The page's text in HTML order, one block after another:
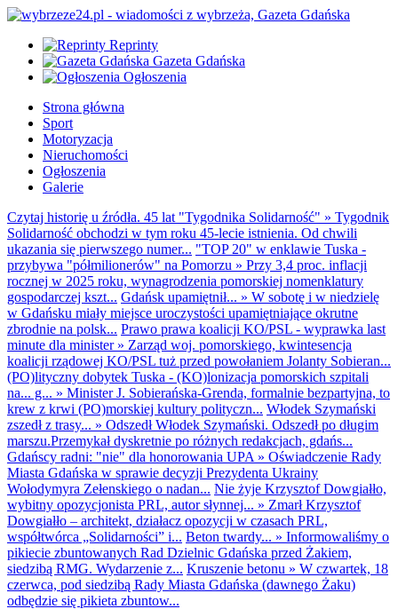
Reprinty
Gazeta Gdańska
Ogłoszenia
Strona główna
Sport
Motoryzacja
Nieruchomości
Ogłoszenia
Galerie
Czytaj historię u źródła. 45 lat "Tygodnika Solidarność" » Tygodnik
Solidarność obchodzi w tym roku 45-lecie istnienia. Od chwili
ukazania się pierwszego numer... "TOP 20" w enklawie Tuska -
przybywa "półmilionerów" na Pomorzu » Przy 3,4 proc. inflacji
rocznej w 2025 roku, wynagrodzenia pomorskiej nomenklatury
gospodarczej kszt... Gdańsk upamiętnił... » W sobotę i w niedzielę
w Gdańsku miały miejsce uroczystości upamiętniające okrutne
zbrodnie na polsk... Prawo prawa koalicji KO/PSL - wyprawka last
minute dla minister» Zarząd woj. pomorskiego, kwintesencja
koalicji rządowej KO/PSL tuż przed powołaniem Jolanty Sobieran...
(PO)lityczny dobytek Tuska - (KO)lonizacja pomorskich szpitali
na... g... » Minister J. Sobierańska-Grenda, formalnie bezpartyjna, to
krew z krwi (PO)morskiej kultury polityczn... Włodek Szymański
zszedł z trasy... » Odszedł Włodek Szymański. Odszedł po długim
marszu.Przemykał dyskretnie po różnych redakcjach, gdańs...
Gdańscy radni: "nie" dla honorowania UPA » Oświadczenie Rady
Miasta Gdańska w sprawie decyzji Prezydenta Ukrainy
Wołodymyra Zełenskiego o nadan... Nie żyje Krzysztof Dowgiałło,
wybitny opozycjonista PRL, autor słynnej... » Zmarł Krzysztof
Dowgiałło – architekt, działacz opozycji w czasach PRL,
współtwórca „Solidarności” i... Beton twardy... » Informowaliśmy o
pikiecie zbuntowanych Rad Dzielnic Gdańska przed Żakiem,
siedzibą RMG. Wydarzenie z... Kruszenie betonu » W czwartek, 18
czerwca, pod siedzibą Rady Miasta Gdańska (dawnego Żaku)
odbędzie się pikieta zbuntow...